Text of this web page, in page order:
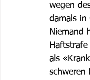
wegen
damals in
Niemand
als
schweren